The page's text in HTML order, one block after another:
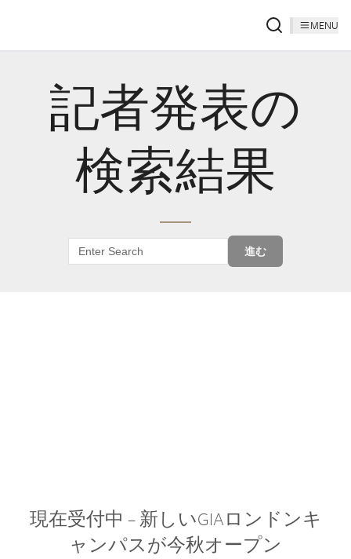
MENU
記者発表の
検索結果
進む
現在受付中 – 新しいGIAロンドンキ
ャンパスが今秋オープン